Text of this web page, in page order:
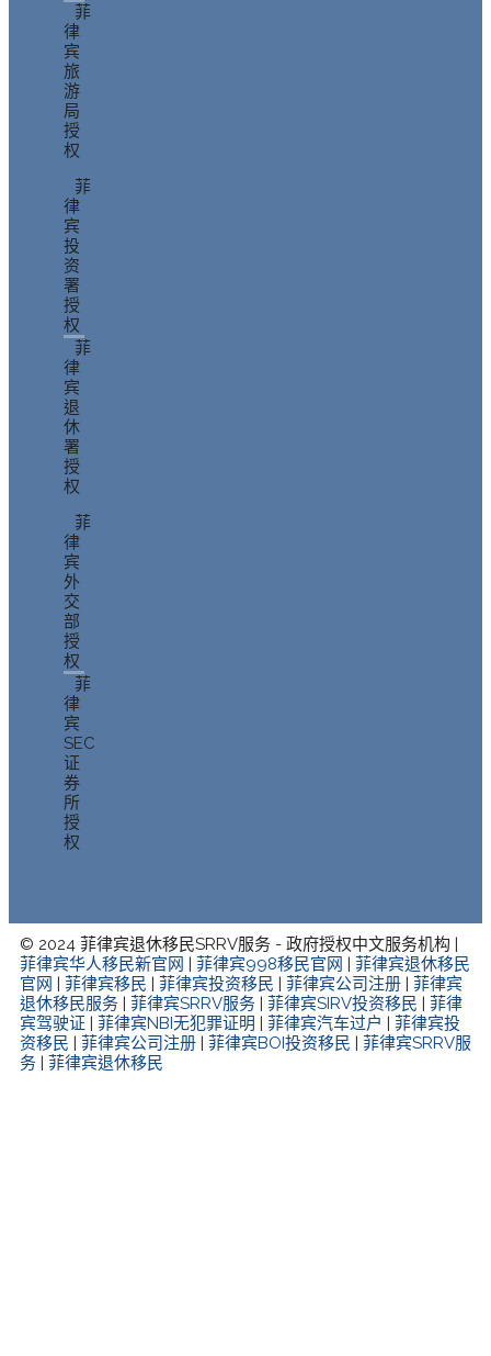
菲
律
宾
旅
游
局
授
权
菲
律
宾
投
资
署
授
权
菲
律
宾
退
休
署
授
权
菲
律
宾
外
交
部
授
权
菲
律
宾
SEC
证
券
所
授
权
© 2024 菲律宾退休移民SRRV服务 - 政府授权中文服务机构 |
菲律宾华人移民新官网 | 菲律宾998移民官网 | 菲律宾退休移民
官网 | 菲律宾移民 | 菲律宾投资移民 | 菲律宾公司注册 | 菲律宾
退休移民服务 | 菲律宾SRRV服务 | 菲律宾SIRV投资移民 | 菲律
宾驾驶证 | 菲律宾NBI无犯罪证明 | 菲律宾汽车过户 | 菲律宾投
资移民 | 菲律宾公司注册 | 菲律宾BOI投资移民 | 菲律宾SRRV服
务 | 菲律宾退休移民